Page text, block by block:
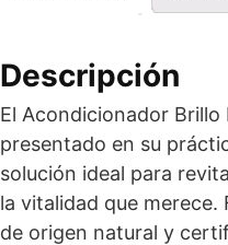
Descripción
El Acondicionador Brillo
presentado en su
solución ideal para
la vitalidad que
de origen natural y